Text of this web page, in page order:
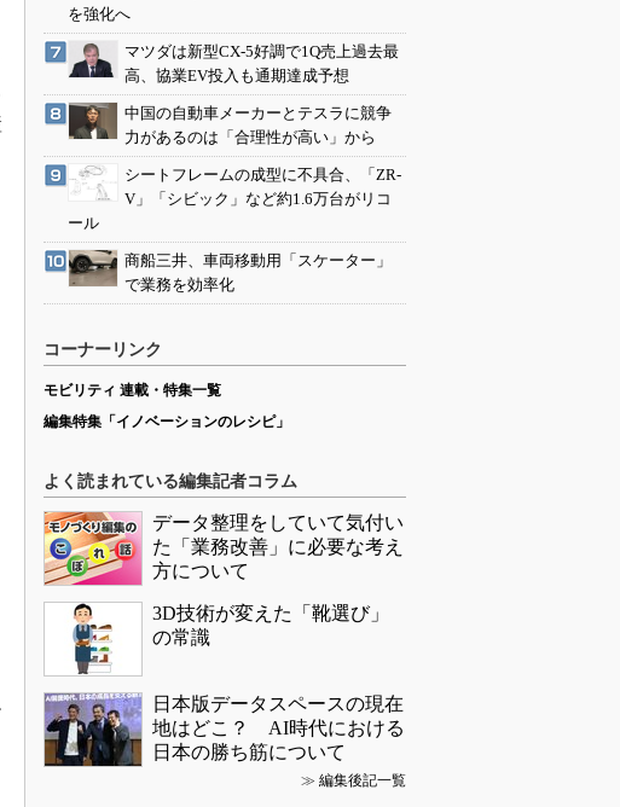
を強化へ
マツダは新型CX-5好調で1Q売上過去最
高、協業EV投入も通期達成予想
中国の自動車メーカーとテスラに競争
力があるのは「合理性が高い」から
シートフレームの成型に不具合、「ZR-
V」「シビック」など約1.6万台がリコ
ール
商船三井、車両移動用「スケーター」
で業務を効率化
コーナーリンク
モビリティ 連載・特集一覧
編集特集「イノベーションのレシピ」
よく読まれている編集記者コラム
データ整理をしていて気付い
た「業務改善」に必要な考え
方について
3D技術が変えた「靴選び」
の常識
日本版データスペースの現在
地はどこ？ AI時代における
日本の勝ち筋について
≫ 編集後記一覧